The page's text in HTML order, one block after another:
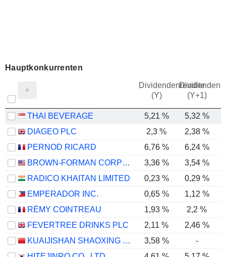
Hauptkonkurrenten
Dividendenrendite
(Y)
(Y+1)
THAI BEVERAGE 5,21 % 5,32 %
DIAGEO PLC
2,3 %
2,38 %
PERNOD RICARD
6,76 % 6,24 %
BROWN-FORMAN CORPORATION
3,36 % 3,54 %
RADICO KHAITAN LIMITED
0,23 % 0,29 %
EMPERADOR INC.
0,65 % 1,12 %
RÉMY COINTREAU
1,93 % 2,2 %
FEVERTREE DRINKS PLC
2,11 % 2,46 %
KUAIJISHAN SHAOXING RICE WINE CO., LTD.
3,58 %
-